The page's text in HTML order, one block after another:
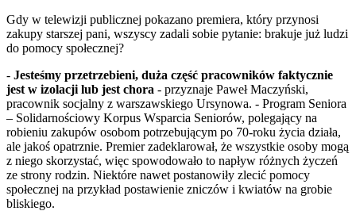
Gdy w telewizji publicznej pokazano premiera, który przynosi
zakupy starszej pani, wszyscy zadali sobie pytanie: brakuje już ludzi
do pomocy społecznej?
- Jesteśmy przetrzebieni, duża część pracowników faktycznie
jest w izolacji lub jest chora - przyznaje Paweł Maczyński,
pracownik socjalny z warszawskiego Ursynowa. - Program Seniora
– Solidarnościowy Korpus Wsparcia Seniorów, polegający na
robieniu zakupów osobom potrzebującym po 70-roku życia działa,
ale jakoś opatrznie. Premier zadeklarował, że wszystkie osoby mogą
z niego skorzystać, więc spowodowało to napływ różnych życzeń
ze strony rodzin. Niektóre nawet postanowiły zlecić pomocy
społecznej na przykład postawienie zniczów i kwiatów na grobie
bliskiego.